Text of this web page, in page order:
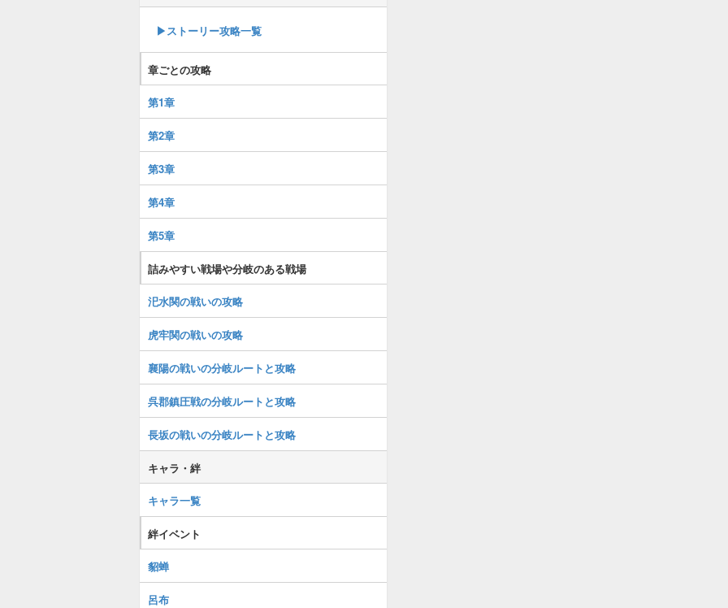
▶︎ストーリー攻略一覧
章ごとの攻略
第1章
第2章
第3章
第4章
第5章
詰みやすい戦場や分岐のある戦場
汜水関の戦いの攻略
虎牢関の戦いの攻略
襄陽の戦いの分岐ルートと攻略
呉郡鎮圧戦の分岐ルートと攻略
長坂の戦いの分岐ルートと攻略
キャラ・絆
キャラ一覧
絆イベント
貂蝉
呂布